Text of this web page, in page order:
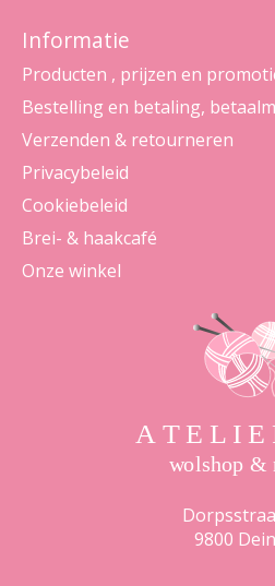
Informatie
Producten , prijzen en
Bestelling en betaling,
Verzenden & retourneren
Privacybeleid
Cookiebeleid
Brei- & haakcafé
Onze winkel
9800